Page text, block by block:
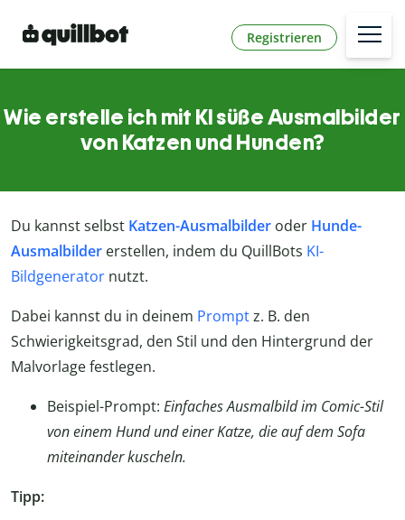
Registrieren
Wie erstelle ich mit KI süße Ausmalbilder
von Katzen und Hunden?
Du kannst selbst Katzen-Ausmalbilder oder Hunde-
Ausmalbilder erstellen, indem du QuillBots KI-
Bildgenerator nutzt.
Dabei kannst du in deinem Promptz. B. den
Schwierigkeitsgrad, den Stil und den Hintergrund der
Malvorlage festlegen.
Beispiel-Prompt: Einfaches Ausmalbild im Comic-Stil
von einem Hund und einer Katze, die auf dem Sofa
miteinander kuscheln.
Tipp: